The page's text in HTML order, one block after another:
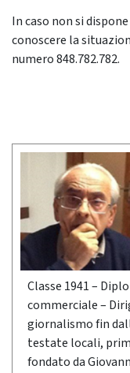
In caso non si
conoscere la
numero 848.782.782.
Classe 1941 –
commerciale –
giornalismo fin
testate locali,
fondato da